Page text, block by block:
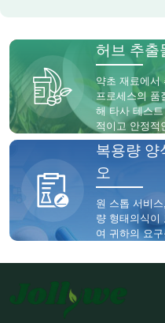
허브 추출
약초 재료에서
프로세스의 품
해 타사 테스
적이고 안정적
복용량 양
오
원 스톱 서비
량 형태의식이
여 귀하의 요